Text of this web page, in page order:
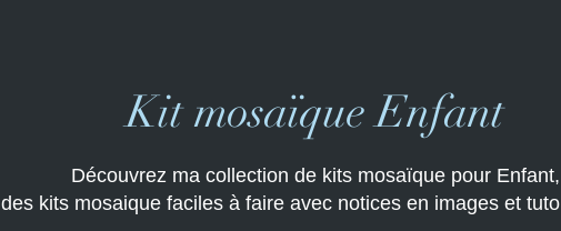
Kit mosaïque Enfant
Découvrez ma collection de kits mosaïque pour Enfant,
des kits mosaique faciles à faire avec notices en images et